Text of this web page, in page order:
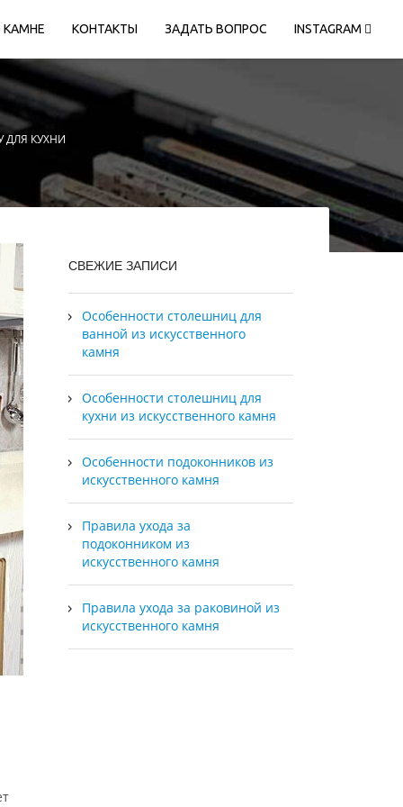
КАМНЕ КОНТАКТЫ ЗАДАТЬ ВОПРОС INSTAGRAM
ДЛЯ КУХНИ
СВЕЖИЕ ЗАПИСИ
Особенности столешниц для
ванной из искусственного
камня
Особенности столешниц для
кухни из искусственного камня
Особенности подоконников из
искусственного камня
Правила ухода за
подоконником из
искусственного камня
Правила ухода за раковиной из
искусственного камня